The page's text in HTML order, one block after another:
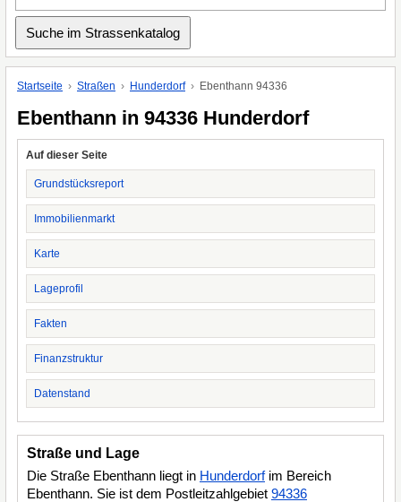
Startseite Straßen Hunderdorf Ebenthann 94336
Ebenthann in 94336 Hunderdorf
Auf dieser Seite
Grundstücksreport
Immobilienmarkt
Karte
Lageprofil
Fakten
Finanzstruktur
Datenstand
Straße und Lage
Die Straße Ebenthann liegt in Hunderdorfim Bereich
Ebenthann. Sie ist dem Postleitzahlgebiet 94336